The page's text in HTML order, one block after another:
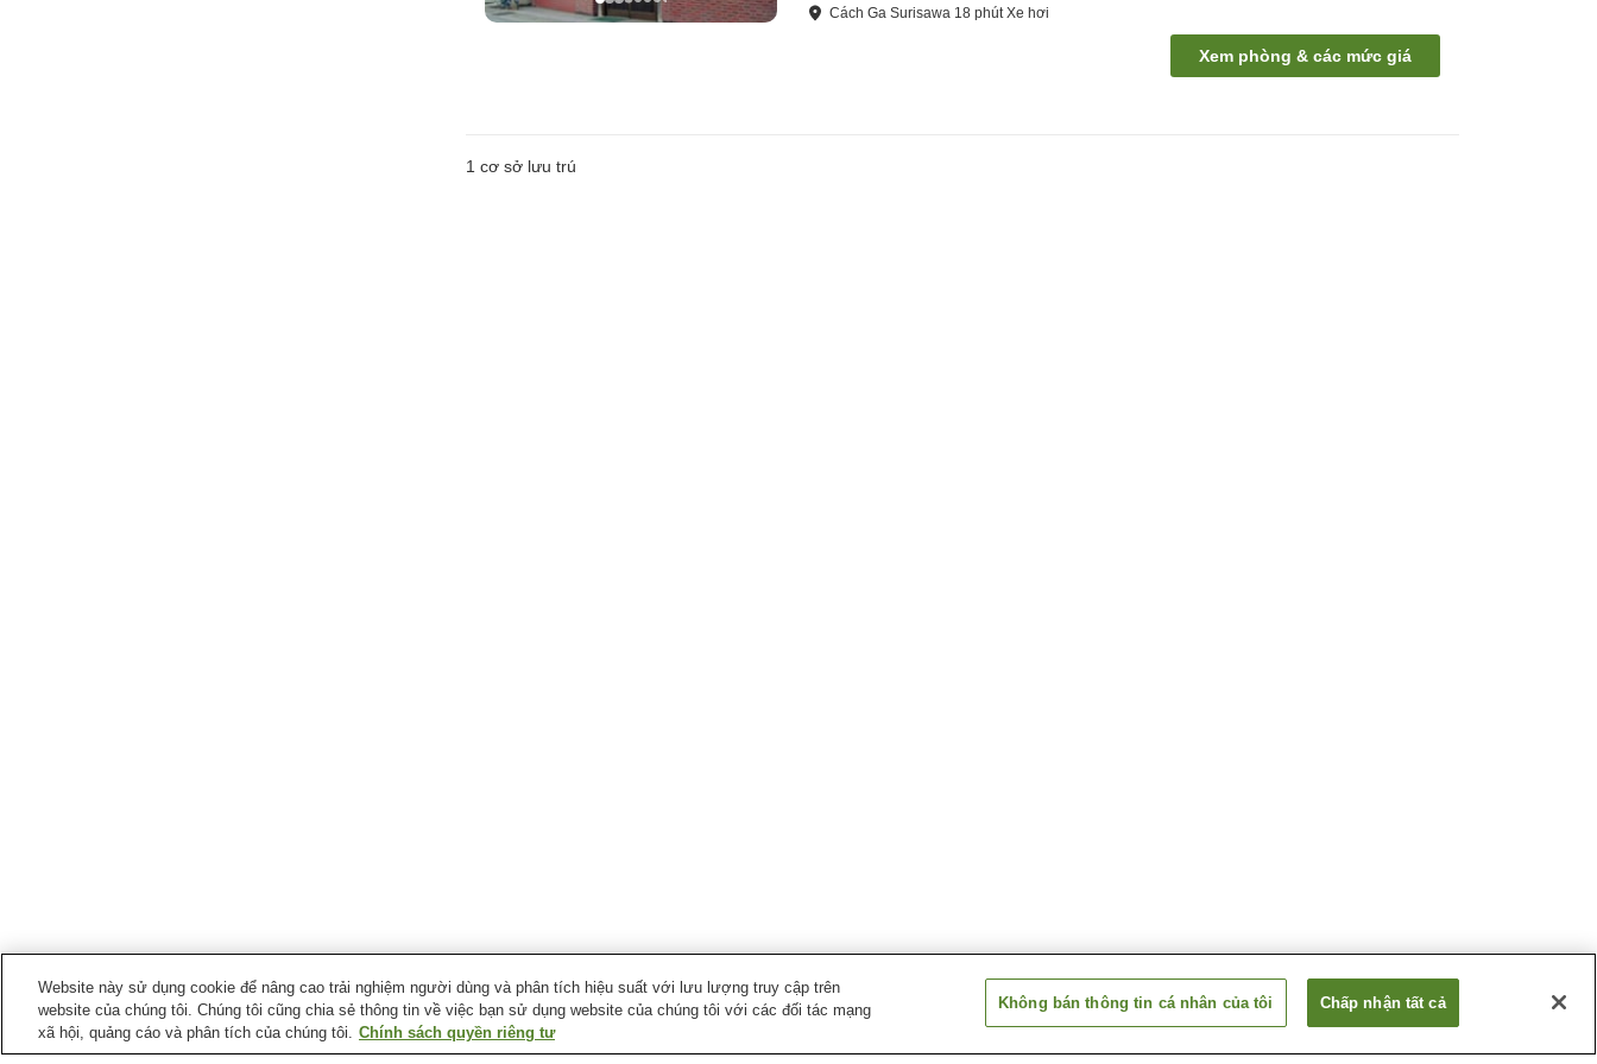
CáchGa Surisawa 18 phútXe hơi
Xem phòng & các mức giá
1 cơ sở lưu trú
Ga xe lửa tại Thành phố Ichinoseki
Website này sử dụng cookie để nâng cao trải nghiệm người dùng và phân tích hiệu suất với lưu lượng truy cập trên
website của chúng tôi. Chúng tôi cũng chia sẻ thông tin về việc bạn sử dụng website của chúng tôi với các đối tác mạng
xã hội, quảng cáo và phân tích của chúng tôi. Chính sách quyền riêng tư
Không bán thông tin cá nhân của tôi Chấp nhận tất cả